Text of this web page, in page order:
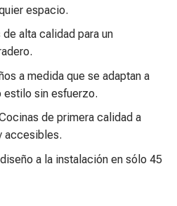
espacio.
alta calidad para un
a medida que se adaptan a
sin esfuerzo.
de primera calidad a
accesibles.
a la instalación en sólo 45